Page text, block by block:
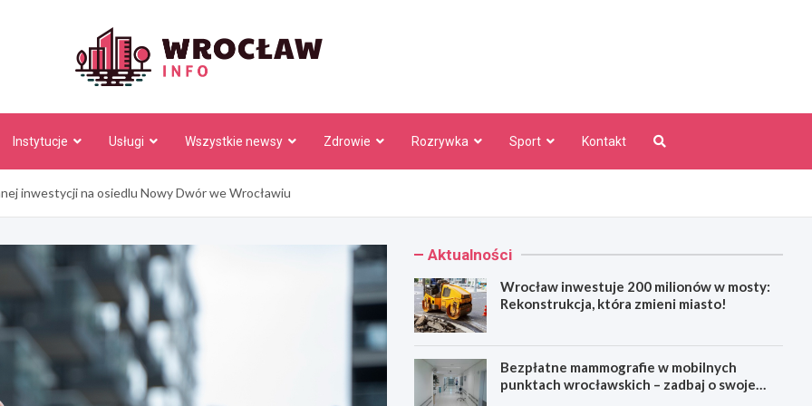
Instytucje Usługi Wszystkie newsy Zdrowie Rozrywka Sport Kontakt
inwestycji na osiedlu Nowy Dwór we Wrocławiu
Aktualności
Wrocław inwestuje 200 milionów w mosty:
Rekonstrukcja, która zmieni miasto!
Bezpłatne mammografie w mobilnych
punktach wrocławskich – zadbaj o swoje